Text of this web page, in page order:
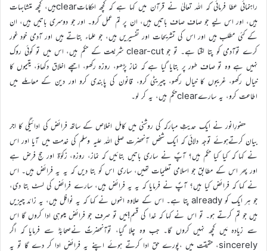
راہنمائی عطا فرمائی کہ اللہ تعالیٰ نے قرآن میں کہا ہے کہ کچھ احکاماتclearہیں، کچھ متشابہات
ہیں، اور اس لیے جو صاف صاف باتیں ہیں، ان پر تم عمل کرو۔ اور جو دوسری باتیں ہیں، ان
کے کئی مطلب ہیں اور اس کی تشریحات اور تفسیریں ہیں، جو علماء بتاتے ہیں اور آدمی خود غور
کرے توآدمی کو پتا لگتا ہے۔ تو جو clear-cut شریعت کے حکم ہیں، اس میں تو کوئی روک
نہیں ہے وہ تو صاف طور پر بتایا گیا ہے کہ نماز پڑھو، روزہ رکھو، اچھے اخلاق دکھاؤ، یتیموں کا
خیال رکھو، غریبوں کا خیال رکھو، چیریٹی کرو، قانون کی پابندی کرو اور دین کے معاملے میں
اطاعت کرو، یہ سارےclearحکم ہیں، یہ کر لو۔
حضورِانور نے ایک حدیثِ مبارکہ کی روشنی میں کامل اخلاص کے ساتھ فرائض کی ادائیگی کا اجر
بیان کرتےہوئے توجہ دلائی کہ ایک شخص آنحضرت صلی اللہ علیہ وسلم کی خدمت میں آیا اور اس
نے کہا کہ کیا کیا حکم ہیں؟ آپؐ نے ساری باتیں بتائیں کہ نماز، روزہ، زکوٰۃ اور حج فرض ہے
اور پھر اس کے مطابق جو اسلامی تعلیمات تھیں، ساری اس کو بتا دیں کہ یہ یہ فرائض ہیں۔ اس
نے کہا کہ فرائض کیا ہیں؟ آپؐ نے فرمایا کہ یہ یہ فرائض ہیں، سارے فرائض کی لسٹ بتا دی،
جو ہر ایک کو already پتا ہے۔ اس کے علاوہ انہوں نے کہا کہ یہ نوافل ہیں، یہ زائد چیزیں
ہیں جو تم کرتے ہو۔ تو اس نے کہا کہ خدا کی قسم!مَیں تو صرف جو فرائض ہیںوہی ادا کروں گا اس
سے زیادہ مَیں کچھ نہیں کروں گا۔ جب وہ چلا گیا، توآنحضرتؐ نےصحابہؓ سے فرمایا کہ اگر
sincerely، حقیقت میں ،پورے حق ادا کرتے ہوئے اپنے یہ فرائض ادا کر دے گا تو یہ